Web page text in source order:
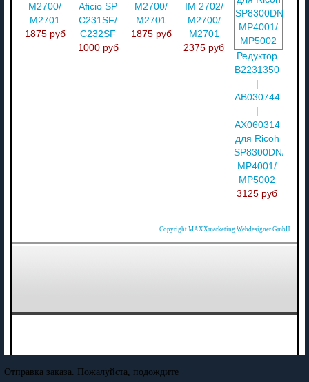
M2700/
M2701
1875 руб
Aficio SP
C231SF/
C232SF
1000 руб
M2700/
M2701
1875 руб
IM 2702/
M2700/
M2701
2375 руб
Редуктор
B2231350
AB030744
AX060314
для Ricoh
SP8300DN/
MP4001/
MP5002
3125 руб
Copyright MAXXmarketing Webdesigner GmbH
Отправка заказа. Пожалуйста, подождите